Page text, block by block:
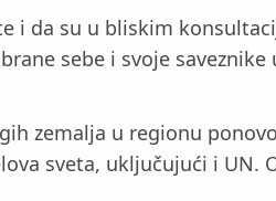
i da su u bliskim
sebe i svoje
zemalja u regionu
sveta, uključujući i UN.